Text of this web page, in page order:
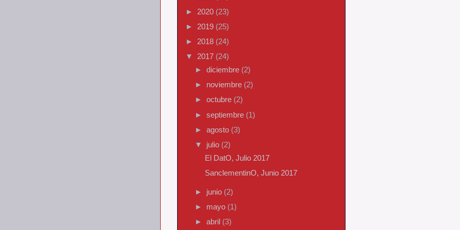
► 2020 (23)
► 2019 (25)
► 2018 (24)
▼ 2017 (24)
► diciembre (2)
► noviembre (2)
► octubre (2)
► septiembre (1)
► agosto (3)
▼ julio (2)
El DatO, Julio 2017
SanclementinO, Junio 2017
► junio (2)
► mayo (1)
► abril (3)